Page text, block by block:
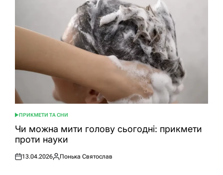
ОПУБЛІКУВАТИ
У
ПРИКМЕТИ ТА СНИ
Чи можна мити голову сьогодні: прикмети
проти науки
Оприлюднено
13.04.2026
Опубліковано
Понька Святослав